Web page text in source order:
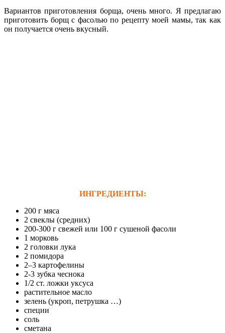
Вариантов приготовления борща, очень много. Я предлагаю
приготовить борщ с фасолью по рецепту моей мамы, так как
он получается очень вкусный.
ИНГРЕДИЕНТЫ:
200 г мяса
2 свеклы (средних)
200-300 г свежей или 100 г сушеной фасоли
1 морковь
2 головки лука
2 помидора
2–3 картофелины
2-3 зубка чеснока
1/2 ст. ложки уксуса
растительное масло
зелень (укроп, петрушка …)
специи
соль
сметана